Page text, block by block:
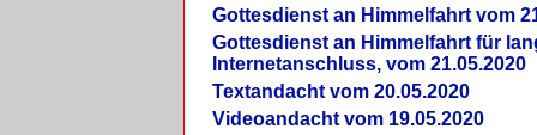
Gottesdienst an Himmelfahrt vom
Gottesdienst an Himmelfahrt für
Internetanschluss, vom 21.05.2020
Textandacht vom 20.05.2020
Videoandacht vom 19.05.2020